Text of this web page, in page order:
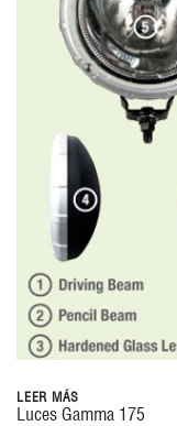
LEER MÁS
Luces Gamma 175